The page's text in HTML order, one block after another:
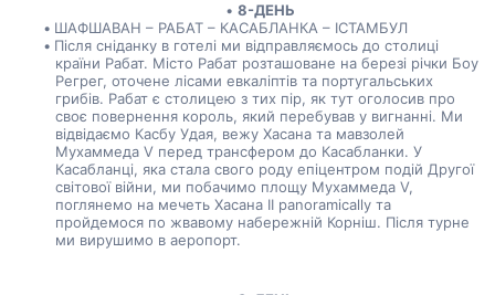
8-ДЕНЬ
ШАФШАВАН – РАБАТ – КАСАБЛАНКА – ІСТАМБУЛ
Після сніданку в готелі ми відправляємось до столиці
країни Рабат. Місто Рабат розташоване на березі річки Боу
Регрег, оточене лісами евкаліптів та португальських
грибів. Рабат є столицею з тих пір, як тут оголосив про
своє повернення король, який перебував у вигнанні. Ми
відвідаємо Касбу Удая, вежу Хасана та мавзолей
Мухаммеда V перед трансфером до Касабланки. У
Касабланці, яка стала свого роду епіцентром подій Другої
світової війни, ми побачимо площу Мухаммеда V,
поглянемо на мечеть Хасана II panoramically та
пройдемося по жвавому набережній Корніш. Після турне
ми вирушимо в аеропорт.